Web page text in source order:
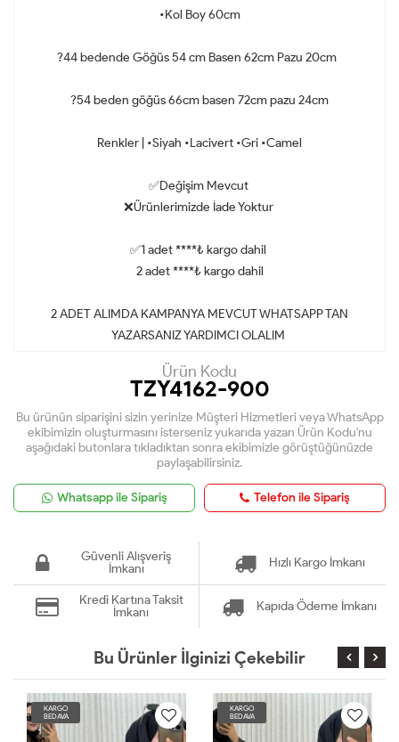
•Kol Boy 60cm
?44 bedende Göğüs 54 cm Basen 62cm Pazu 20cm
?54 beden göğüs 66cm basen 72cm pazu 24cm
Renkler | •Siyah •Lacivert •Gri •Camel
✅Değişim Mevcut
❌Ürünlerimizde İade Yoktur
✅1 adet ****₺ kargo dahil
2 adet ****₺ kargo dahil
2 ADET ALIMDA KAMPANYA MEVCUT WHATSAPP TAN
YAZARSANIZ YARDIMCI OLALIM
Ürün Kodu
TZY4162-900
Bu ürünün siparişini sizin yerinize Müşteri Hizmetleri veya WhatsApp
ekibimizin oluşturmasını isterseniz yukarıda yazan Ürün Kodu'nu
aşağıdaki butonlara tıkladıktan sonra ekibimizle görüştüğünüzde
paylaşabilirsiniz.
Whatsapp ile Sipariş Telefon ile Sipariş
Güvenli Alışveriş
İmkanı
Hızlı Kargo İmkanı
Kredi Kartına Taksit
İmkanı
Kapıda Ödeme İmkanı
Bu Ürünler İlginizi Çekebilir
KARGO
BEDAVA
KARGO
BEDAVA